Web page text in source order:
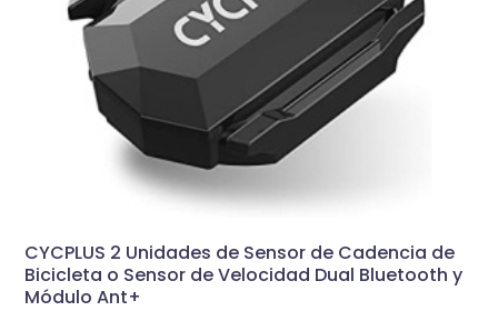
CYCPLUS 2 Unidades de Sensor de Cadencia de
Bicicleta o Sensor de Velocidad Dual Bluetooth y
Módulo Ant+